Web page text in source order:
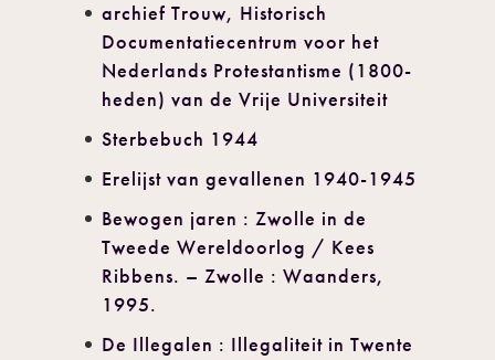
archief Trouw, Historisch
Documentatiecentrum voor het
Nederlands Protestantisme (1800-
heden) van de Vrije Universiteit
Sterbebuch 1944
Erelijst van gevallenen 1940-1945
Bewogen jaren : Zwolle in de
Tweede Wereldoorlog / Kees
Ribbens. – Zwolle : Waanders,
1995.
De Illegalen : Illegaliteit in Twente